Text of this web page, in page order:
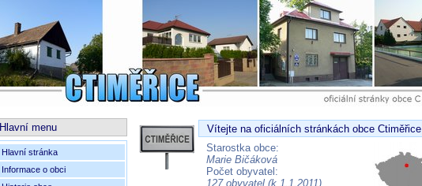
Hlavní menu
Hlavní stránka
Informace o obci
Vítejte na oficiálních stránkách obce Ctiměřice
Starostka obce:
Marie Bičáková
Počet obyvatel:
127 obyvatel (k 1.1.2011)